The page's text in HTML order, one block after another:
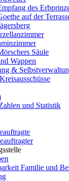
des
auf der
Säule
Wappen
&
und Statistik
Familie und